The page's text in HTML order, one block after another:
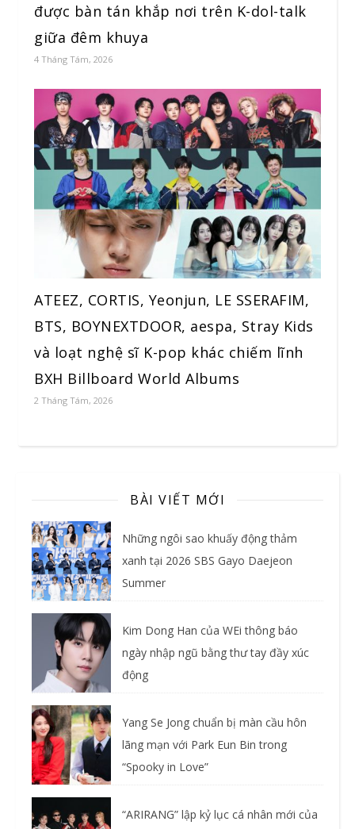
được bàn tán khắp nơi trên K-dol-talk
giữa đêm khuya
4 Tháng Tám, 2026
ATEEZ, CORTIS, Yeonjun, LE SSERAFIM,
BTS, BOYNEXTDOOR, aespa, Stray Kids
và loạt nghệ sĩ K-pop khác chiếm lĩnh
BXH Billboard World Albums
2 Tháng Tám, 2026
BÀI VIẾT MỚI
Những ngôi sao khuấy động thảm
xanh tại 2026 SBS Gayo Daejeon
Summer
Kim Dong Han của WEi thông báo
ngày nhập ngũ bằng thư tay đầy xúc
động
Yang Se Jong chuẩn bị màn cầu hôn
lãng mạn với Park Eun Bin trong
“Spooky in Love”
“ARIRANG” lập kỷ lục cá nhân mới của